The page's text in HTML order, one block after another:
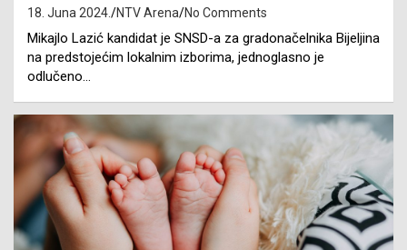
18. Juna 2024. NTV Arena No Comments
Mikajlo Lazić kandidat je SNSD-a za gradonačelnika Bijeljina
na predstojećim lokalnim izborima, jednoglasno je
odlučeno…